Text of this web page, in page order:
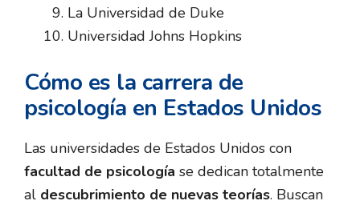
La Universidad de Duke
Universidad Johns Hopkins
Cómo es la carrera de
psicología en Estados Unidos
Las universidades de Estados Unidos con
facultad de psicología se dedican totalmente
al descubrimiento de nuevas teorías. Buscan